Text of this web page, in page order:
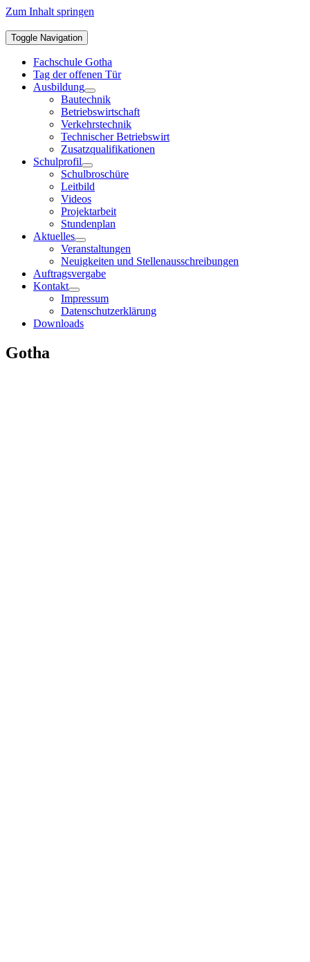
Zum Inhalt springen
Toggle Navigation
Fachschule Gotha
Tag der offenen Tür
Ausbildung
Bautechnik
Betriebswirtschaft
Verkehrstechnik
Technischer Betriebswirt
Zusatzqualifikationen
Schulprofil
Schulbroschüre
Leitbild
Videos
Projektarbeit
Stundenplan
Aktuelles
Veranstaltungen
Neuigkeiten und Stellenausschreibungen
Auftragsvergabe
Kontakt
Impressum
Datenschutzerklärung
Downloads
Gotha